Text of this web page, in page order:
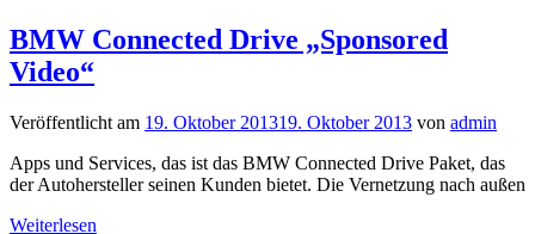
BMW Connected Drive „Sponsored
Video“
Veröffentlicht am 19. Oktober 201319. Oktober 2013 von admin
Apps und Services, das ist das BMW Connected Drive Paket, das
der Autohersteller seinen Kunden bietet. Die Vernetzung nach außen
Weiterlesen